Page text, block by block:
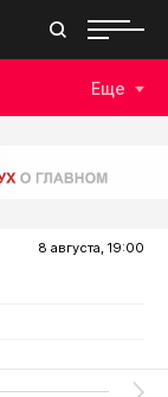
Еще
8 августа, 19:00